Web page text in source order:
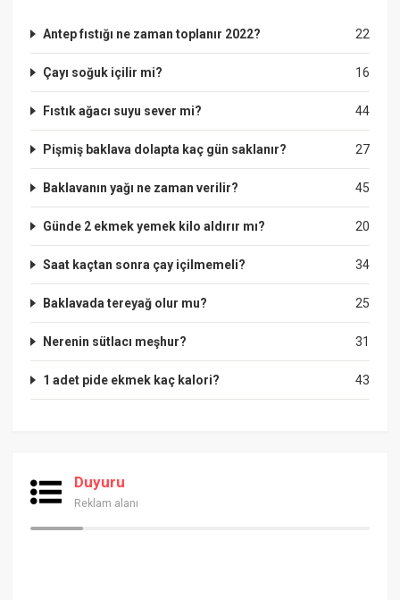
22
Antep fıstığı ne zaman toplanır 2022?
16
Çayı soğuk içilir mi?
44
Fıstık ağacı suyu sever mi?
27
Pişmiş baklava dolapta kaç gün saklanır?
45
Baklavanın yağı ne zaman verilir?
20
Günde 2 ekmek yemek kilo aldırır mı?
34
Saat kaçtan sonra çay içilmemeli?
25
Baklavada tereyağ olur mu?
31
Nerenin sütlacı meşhur?
43
1 adet pide ekmek kaç kalori?
Duyuru
Reklam alanı